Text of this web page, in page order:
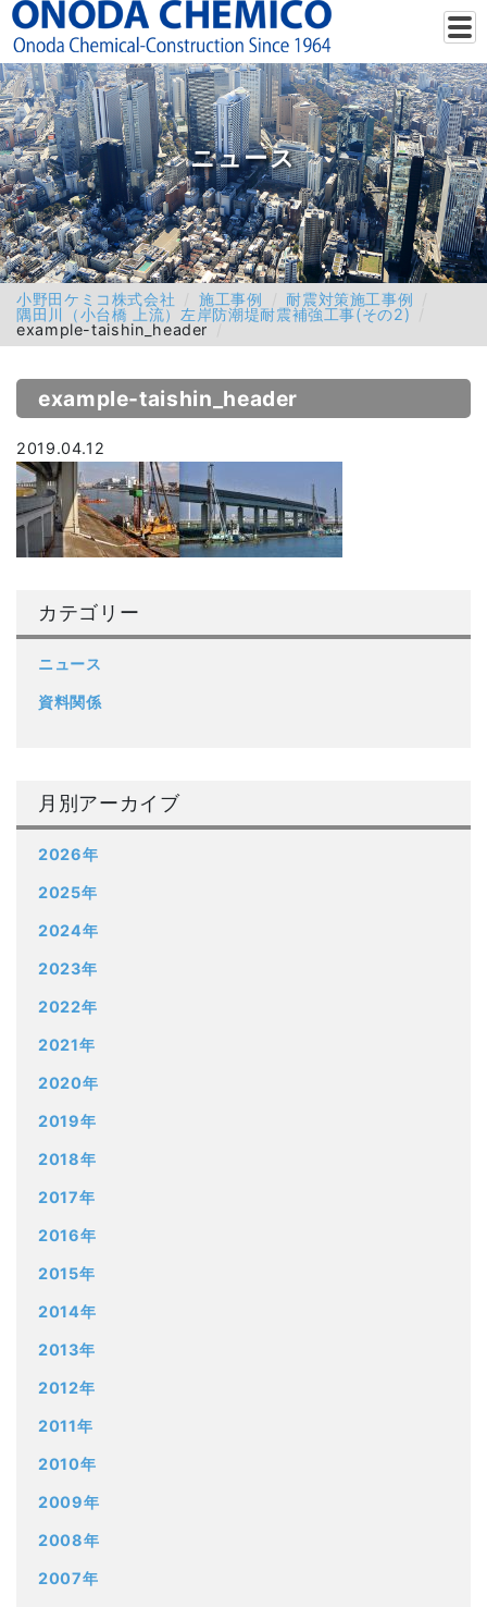
ニュース
小野田ケミコ株式会社 施工事例
耐震対策施工事例
隅田川（小台橋 上流）左岸防潮堤耐震補強工事(その2)
example-taishin_header
example-taishin_header
2019.04.12
カテゴリー
ニュース
資料関係
月別アーカイブ
2026年
2025年
2024年
2023年
2022年
2021年
2020年
2019年
2018年
2017年
2016年
2015年
2014年
2013年
2012年
2011年
2010年
2009年
2008年
2007年